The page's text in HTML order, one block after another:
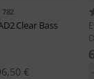
782
Clear Bass
€